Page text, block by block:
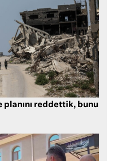
planını reddettik, bunu